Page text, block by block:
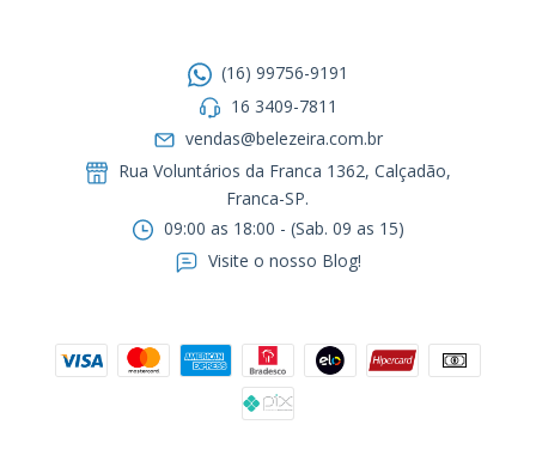
(16) 99756-9191
16 3409-7811
vendas@belezeira.com.br
Rua Voluntários da Franca 1362, Calçadão,
Franca-SP.ㅤㅤㅤㅤㅤㅤㅤㅤㅤㅤㅤ
09:00 as 18:00 - (Sab. 09 as 15)
Visite o nosso Blog!